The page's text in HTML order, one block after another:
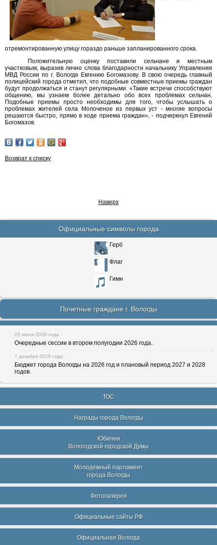
отремонтированную улицу гораздо раньше запланированного срока.
Положительную оценку поставили сельчане и местным
участковым, выразив лично слова благодарности начальнику Управления
МВД России по г. Вологде Евгению Богомазову. В свою очередь главный
полицейский города отметил, что подобные совместные приемы граждан
будут продолжаться и станут регулярными. «Такие встречи способствуют
общению, мы узнаем более детально обо всех проблемах сельчан.
Подобные приемы просто необходимы для того, чтобы услышать о
проблемах жителей села Молоченое из первых уст - многие вопросы
решаются быстро, прямо в ходе приема граждан», - подчеркнул Евгений
Богомазов.
Возврат к списку
Наверх
Официальные символы города
Герб
Флаг
Гимн
Почетные граждане г. Вологды
25 июня 2026 года
Очередные сессии в втором полугодии 2026 года.
7 декабря 2025 года
Бюджет города Вологды на 2026 год и плановый период 2027 и 2028
годов.
ТОС
Награды города Вологды
Юбилеи
Вологодской городской Думы
Молодежный парламент
города Вологды
Фотогалерея
Официальные сайты РФ
Официальная Вологда